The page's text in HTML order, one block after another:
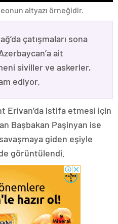
altyazı örneğidir.
çatışmaları sona
ait
siviller ve askerler,
ediyor.
Erivan’da istifa etmesi için
Başbakan Paşinyan ise
giden eşiyle
görüntülendi.